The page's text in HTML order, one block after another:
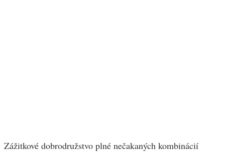
Zážitkové dobrodružstvo plné nečakaných kombinácií